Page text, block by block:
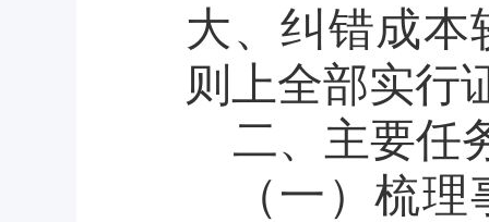
大、纠错成本
则上全部实行
二、主要任
（一）梳